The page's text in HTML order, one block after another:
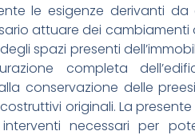
le esigenze derivanti
attuare dei cambiamenti
spazi presenti
completa
conservazione delle
originali. La
necessari per